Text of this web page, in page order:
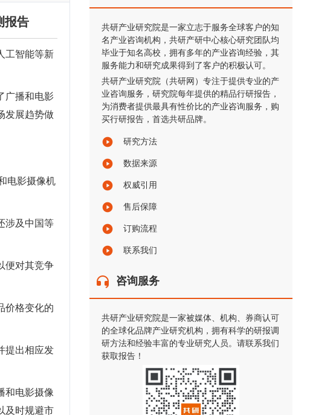
报告
工智能等新
广播和电影
发展趋势做
电影摄像机
涉及中国等
便对其竞争
价格变化的
提出相应发
和电影摄像
及时规避市
共研产业研究院是一家立志于服务全球客户的知
名产业咨询机构，共研产研中心核心研究团队均
毕业于知名高校，拥有多年的产业咨询经验，其
服务能力和研究成果得到了客户的积极认可。
共研产业研究院（共研网）专注于提供专业的产
业咨询服务，研究院每年提供的精品行研报告，
为消费者提供最具有性价比的产业咨询服务，购
买行研报告，首选共研品牌。
研究方法
数据来源
权威引用
售后保障
订购流程
联系我们
咨询服务
共研产业研究院是一家被媒体、机构、券商认可
的全球化品牌产业研究机构，拥有科学的研报调
研方法和经验丰富的专业研究人员。请联系我们
获取报告！